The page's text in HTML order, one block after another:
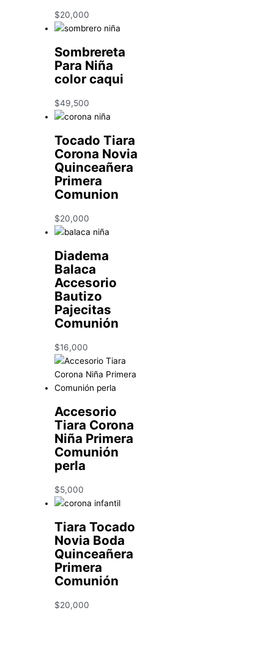
$20,000
Sombrereta
Para Niña
color caqui
$49,500
Tocado Tiara
Corona Novia
Quinceañera
Primera
Comunion
$20,000
Diadema
Balaca
Accesorio
Bautizo
Pajecitas
Comunión
$16,000
Accesorio
Tiara Corona
Niña Primera
Comunión
perla
$5,000
Tiara Tocado
Novia Boda
Quinceañera
Primera
Comunión
$20,000